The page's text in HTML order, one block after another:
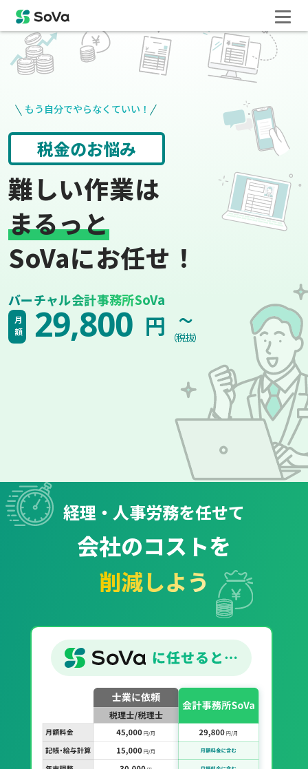
もう自分でやらなくていい！
役所手続き 給与計算
難しい作業は
まるっと
SoVaにお任せ！
バーチャル会計事務所SoVa
月額 29,800 円 ~
（税抜）
経理・人事労務を任せて
会社のコストを
削減しよう